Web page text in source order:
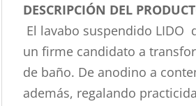
DESCRIPCIÓN DEL
El lavabo suspendido LIDO
un firme candidato a
de baño. De anodino a
además, regalando